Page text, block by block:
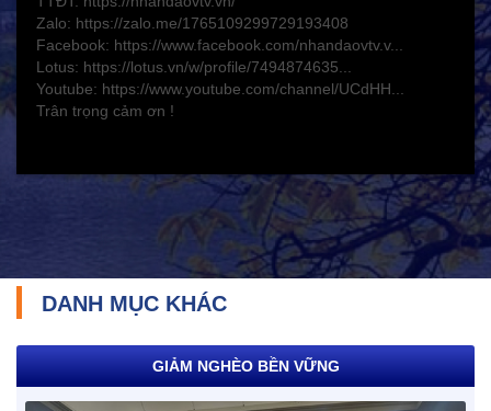
Y tế và sức khỏe
TRÁCH NHIỆM CỘNG ĐỒNG
Doanh nghiệp - Doanh nhân
Zalo: https://zalo.me/1765109299729193408
Facebook: https://www.facebook.com/nhandaovtv.v...
Lotus: https://lotus.vn/w/profile/7494874635...
Youtube: https://www.youtube.com/channel/UCdHH...
Trân trọng cảm ơn !
DANH MỤC KHÁC
GIẢM NGHÈO BỀN VỮNG